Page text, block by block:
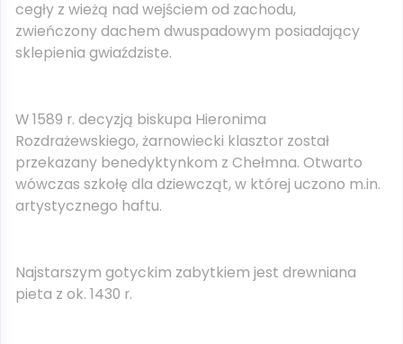
cegły z wieżą nad wejściem od zachodu,
zwieńczony dachem dwuspadowym posiadający
sklepienia gwiaździste.
W 1589 r. decyzją biskupa Hieronima
Rozdrażewskiego, żarnowiecki klasztor został
przekazany benedyktynkom z Chełmna. Otwarto
wówczas szkołę dla dziewcząt, w której uczono m.in.
artystycznego haftu.
Najstarszym gotyckim zabytkiem jest drewniana
pieta z ok. 1430 r.